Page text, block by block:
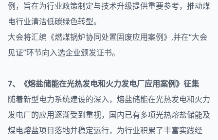
例，旨在为行业政策制定与技术升级提供重要参考，推动煤
电行业清洁低碳绿色转型。
大会将汇编《燃煤锅炉协同处置固废应用案例》,并在“大会
见证”环节向入选企业颁发证书。
7、《熔盐储能在光热发电和火力发电厂应用案例》征集
随着新型电力系统建设的深入，熔盐储能在光热发电和火力
发电厂的应用逐渐受到重视，国内已有多项光热熔盐储能及
煤电熔盐项目落地并稳定运行，为行业积累了丰富实践经